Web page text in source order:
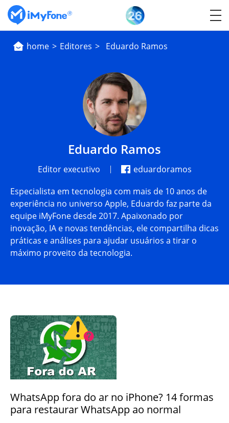
home > Editores > Eduardo Ramos
Eduardo Ramos
Editor executivo
eduardoramos
Especialista em tecnologia com mais de 10 anos de
experiência no universo Apple, Eduardo faz parte da
equipe iMyFone desde 2017. Apaixonado por
inovação, IA e novas tendências, ele compartilha dicas
práticas e análises para ajudar usuários a tirar o
máximo proveito da tecnologia.
WhatsApp fora do ar no iPhone? 14 formas
para restaurar WhatsApp ao normal